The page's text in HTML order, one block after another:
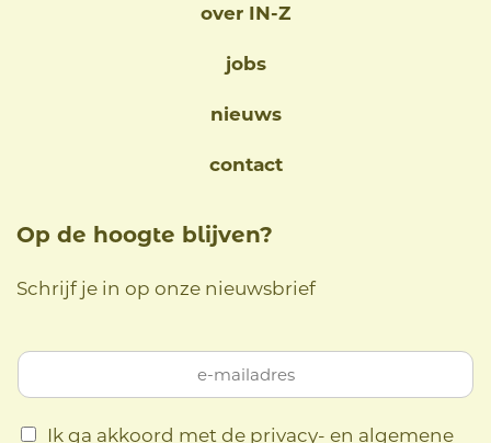
over IN-Z
jobs
nieuws
contact
Op de hoogte blijven?
Schrijf je in op onze nieuwsbrief
Ik ga akkoord met de privacy- en algemene